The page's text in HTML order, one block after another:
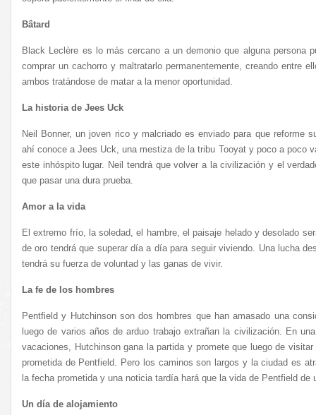
Bâtard
Black Leclère es lo más cercano a un demonio que alguna persona
comprar un cachorro y maltratarlo permanentemente, creando entre
ambos tratándose de matar a la menor oportunidad.
La historia de Jees Uck
Neil Bonner, un joven rico y malcriado es enviado para que reforme
ahí conoce a Jees Uck, una mestiza de la tribu Tooyat y poco a poco
este inhóspito lugar. Neil tendrá que volver a la civilización y el
que pasar una dura prueba.
Amor a la vida
El extremo frío, la soledad, el hambre, el paisaje helado y desolado
de oro tendrá que superar día a día para seguir viviendo. Una lucha
tendrá su fuerza de voluntad y las ganas de vivir.
La fe de los hombres
Pentfield y Hutchinson son dos hombres que han amasado una
luego de varios años de arduo trabajo extrañan la civilización. En
vacaciones, Hutchinson gana la partida y promete que luego de
prometida de Pentfield. Pero los caminos son largos y la ciudad es
la fecha prometida y una noticia tardía hará que la vida de Pentfield de
Un día de alojamiento